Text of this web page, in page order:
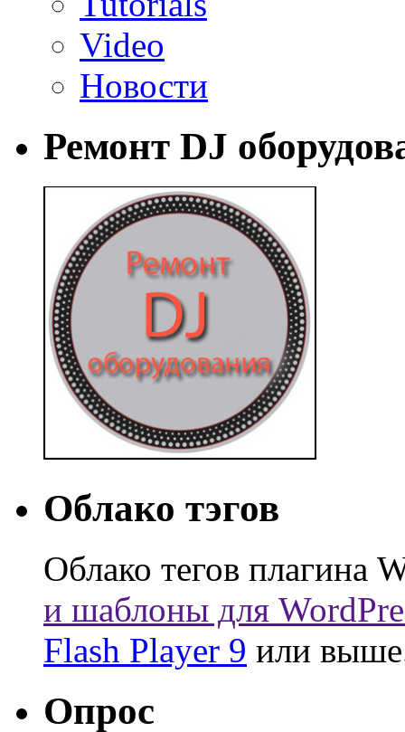
Video
Новости
Ремонт DJ
Облако тэгов
Облако тегов плагина
и шаблоны для
Flash Player 9 или
Опрос